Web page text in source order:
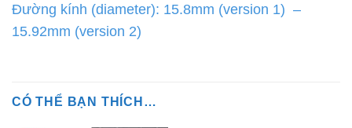
Đường kính (diameter): 15.8mm (version 1) –
15.92mm (version 2)
CÓ THỂ BẠN THÍCH…